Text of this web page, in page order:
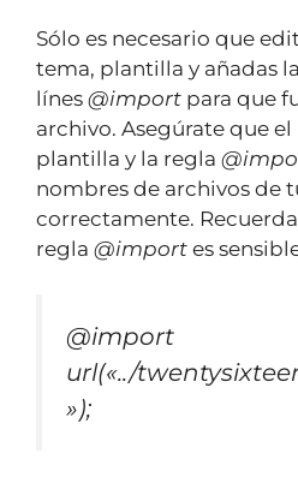
Sólo es necesario que
tema, plantilla y añadas
línes @import para que
archivo. Asegúrate que
plantilla y la regla
nombres de archivos de
correctamente.
regla @import es
@import
url(«../
»);